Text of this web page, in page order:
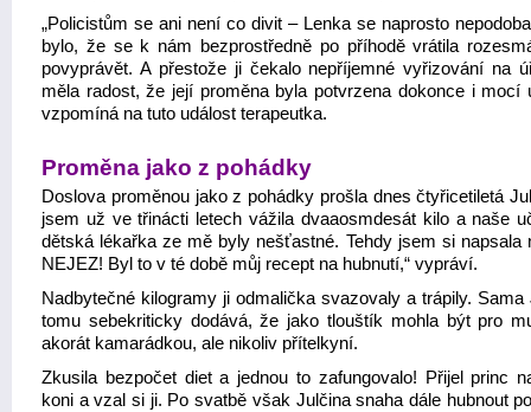
„Policistům se ani není co divit – Lenka se naprosto
bylo, že se k nám bezprostředně po příhodě vrátila
povyprávět. A přestože ji čekalo nepříjemné vyřizování na
měla radost, že její proměna byla potvrzena dokonce i mocí
vzpomíná na tuto událost terapeutka.
Proměna jako z pohádky
Doslova proměnou jako z pohádky prošla dnes čtyřicetiletá
jsem už ve třinácti letech vážila dvaaosmdesát kilo a naše
dětská lékařka ze mě byly nešťastné. Tehdy jsem si napsala
NEJEZ! Byl to v té době můj recept na hubnutí,“ vypráví.
Nadbytečné kilogramy ji odmalička svazovaly a trápily. Sama
tomu sebekriticky dodává, že jako tlouštík mohla být pro
akorát kamarádkou, ale nikoliv přítelkyní.
Zkusila bezpočet diet a jednou to zafungovalo! Přijel princ
koni a vzal si ji. Po svatbě však Julčina snaha dále hubnout